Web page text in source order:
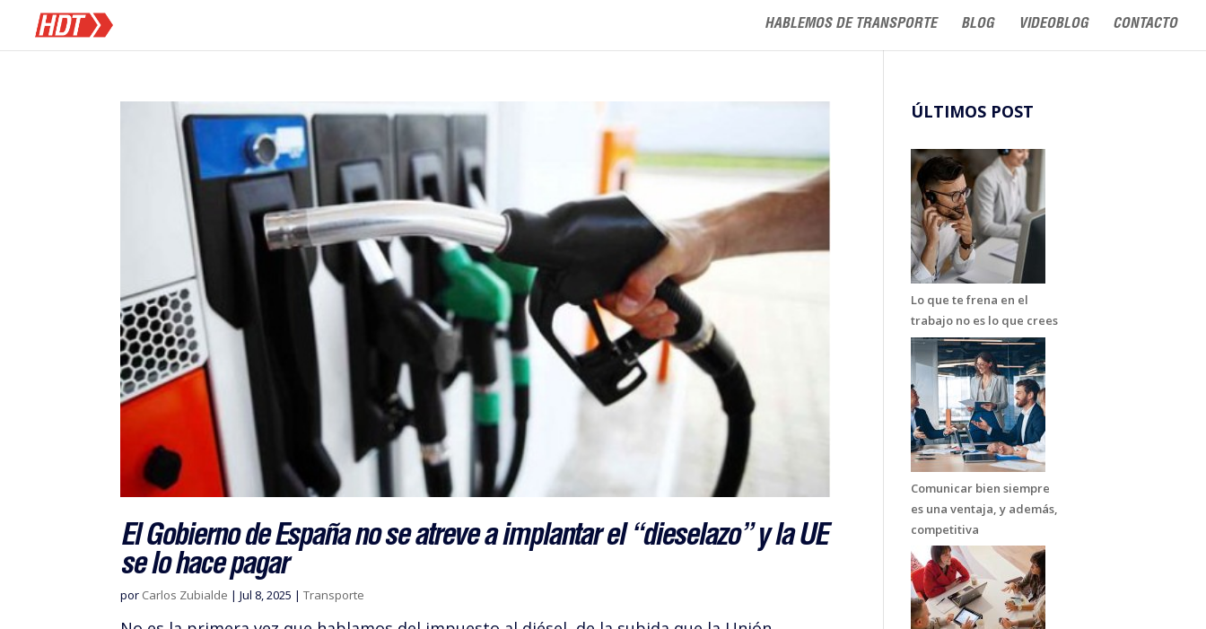
HABLEMOS DE TRANSPORTE BLOG VIDEOBLOG CONTACTO
El Gobierno de España no se atreve a implantar el “dieselazo” y la UE
se lo hace pagar
por Carlos Zubialde |Jul 8, 2025 |Transporte
ÚLTIMOS POST
Lo que te frena en el
trabajo no es lo que crees
Comunicar bien siempre
es una ventaja, y además,
competitiva